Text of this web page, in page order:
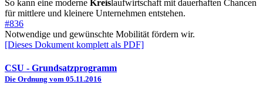
So kann eine moderne Kreislaufwirtschaft mit dauerhaften Chancen
für mittlere und kleinere Unternehmen entstehen.
#836
Notwendige und gewünschte Mobilität fördern wir.
[Dieses Dokument komplett als PDF]
CSU - Grundsatzprogramm
Die Ordnung vom 05.11.2016